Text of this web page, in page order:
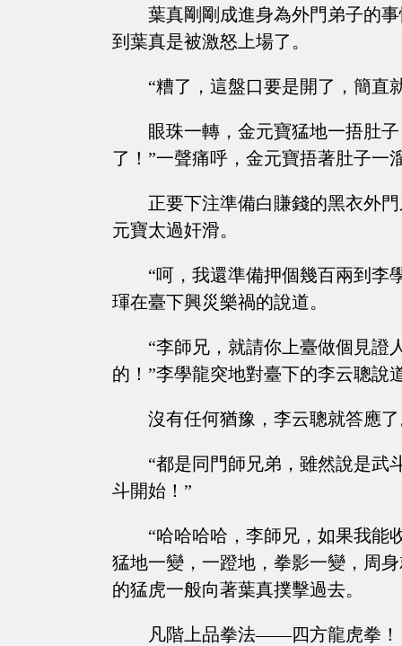
葉真剛剛成進身為外門弟子的
到葉真是被激怒上場了。
“糟了，這盤口要是開了，簡直
眼珠一轉，金元寶猛地一捂肚
了！”一聲痛呼，金元寶捂著肚子一
正要下注準備白賺錢的黑衣外
元寶太過奸滑。
“呵，我還準備押個幾百兩到李
琿在臺下興災樂禍的說道。
“李師兄，就請你上臺做個見證
的！”李學龍突地對臺下的李云聰說
沒有任何猶豫，李云聰就答應
“都是同門師兄弟，雖然說是武
斗開始！”
“哈哈哈哈，李師兄，如果我能
猛地一變，一蹬地，拳影一變，周
的猛虎一般向著葉真撲擊過去。
凡階上品拳法——四方龍虎拳！